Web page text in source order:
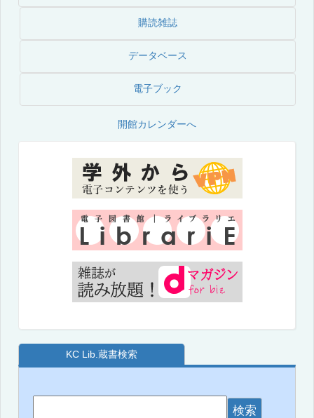
購読雑誌
データベース
電子ブック
開館カレンダーへ
KC Lib.蔵書検索
検索